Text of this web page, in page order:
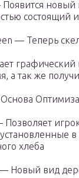
новый
состоящий
— Теперь
а так же
хлеба
Новый вид